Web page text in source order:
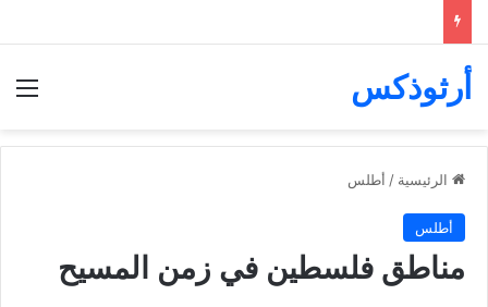
أرثوذكس
الرئيسية / أطلس
أطلس
مناطق فلسطين في زمن المسيح